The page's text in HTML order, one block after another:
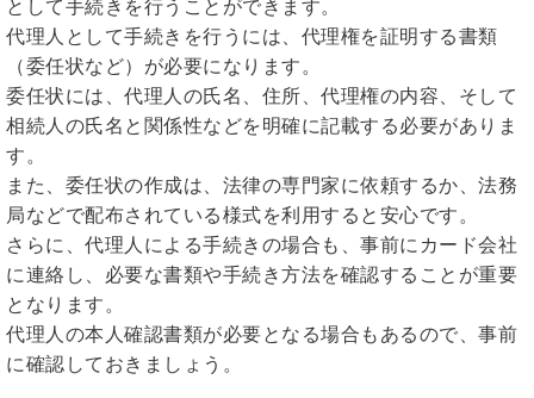
として手続きを行うことができます。
代理人として手続きを行うには、代理権を証明する書類
（委任状など）が必要になります。
委任状には、代理人の氏名、住所、代理権の内容、そして
相続人の氏名と関係性などを明確に記載する必要がありま
す。
また、委任状の作成は、法律の専門家に依頼するか、法務
局などで配布されている様式を利用すると安心です。
さらに、代理人による手続きの場合も、事前にカード会社
に連絡し、必要な書類や手続き方法を確認することが重要
となります。
代理人の本人確認書類が必要となる場合もあるので、事前
に確認しておきましょう。